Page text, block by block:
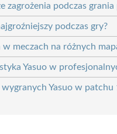
zagrożenia podczas
podczas gry?
w meczach na różnych
Yasuo w
Yasuo w patchu